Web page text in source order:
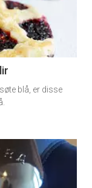
blå, er disse